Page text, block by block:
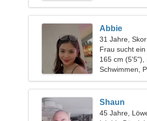
Abbie
31 Jahre,
Frau sucht
165 cm (5'5"),
Schwimmen,
Shaun
45 Jahre,